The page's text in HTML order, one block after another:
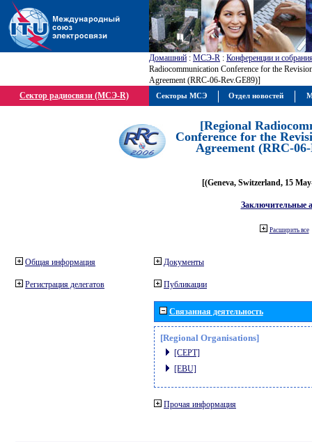
Домашний : МСЭ-R : Конференции и
Radiocommunication Conference for the
Agreement (RRC-06-Rev.GE89)]
Сектор радиосвязи (МСЭ-R)
[Regional
Conference for the
Agreement (RRC-
[(Geneva, Switzerland, 15
Заключительные
Расширить все
Общая информация
Регистрация делегатов
Документы
Публикации
Связанная деятельность
[Regional Organisations]
[CEPT]
[EBU]
Прочая информация
Секторы МСЭ Отдел новостей